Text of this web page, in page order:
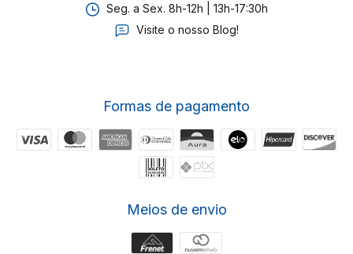
Seg. a Sex. 8h-12h | 13h-17:30h
Visite o nosso Blog!
Formas de pagamento
Meios de envio